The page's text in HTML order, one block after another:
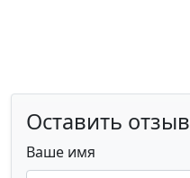
Оставить отзыв
Ваше имя